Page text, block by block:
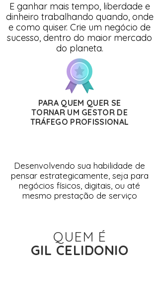
E ganhar mais tempo, liberdade e
dinheiro trabalhando quando, onde
e como quiser. Crie um negócio de
sucesso, dentro do maior mercado
do planeta.
PARA QUEM QUER SE
TORNAR UM GESTOR DE
TRÁFEGO PROFISSIONAL
Desenvolvendo sua habilidade de
pensar estrategicamente, seja para
negócios físicos, digitais, ou até
mesmo prestação de serviço
QUEM É
GIL CELIDONIO